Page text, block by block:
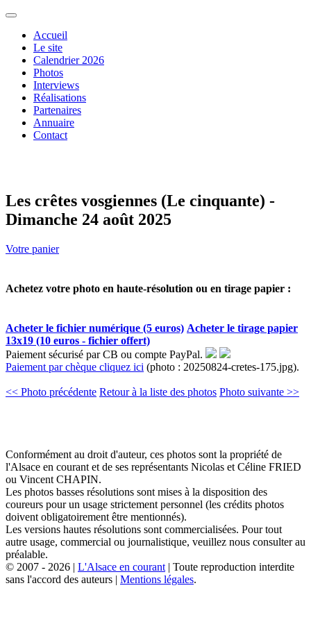
Accueil
Le site
Calendrier 2026
Photos
Interviews
Réalisations
Partenaires
Annuaire
Contact
Les crêtes vosgiennes (Le cinquante) -
Dimanche 24 août 2025
Votre panier
Achetez votre photo en haute-résolution ou en tirage papier :
Acheter le fichier numérique (5 euros) Acheter le tirage papier
13x19 (10 euros - fichier offert)
Paiement sécurisé par CB ou compte PayPal.
Paiement par chèque cliquez ici (photo : 20250824-cretes-175.jpg).
<< Photo précédente Retour à la liste des photos Photo suivante >>
Conformément au droit d'auteur, ces photos sont la propriété de
l'Alsace en courant et de ses représentants Nicolas et Céline FRIED
ou Vincent CHAPIN.
Les photos basses résolutions sont mises à la disposition des
coureurs pour un usage strictement personnel (les crédits photos
doivent obligatoirement être mentionnés).
Les versions hautes résolutions sont commercialisées. Pour tout
autre usage, commercial ou journalistique, veuillez nous consulter au
préalable.
© 2007 - 2026 | L'Alsace en courant | Toute reproduction interdite
sans l'accord des auteurs | Mentions légales.